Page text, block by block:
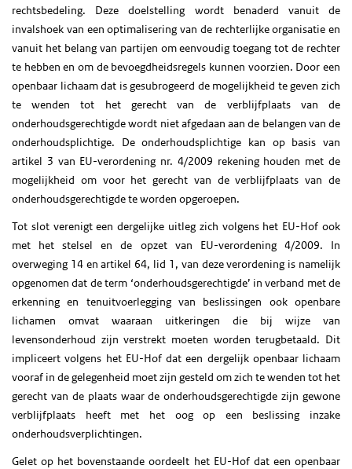
rechtsbedeling. Deze doelstelling wordt benaderd vanuit de
invalshoek van een optimalisering van de rechterlijke organisatie en
vanuit het belang van partijen om eenvoudig toegang tot de rechter
te hebben en om de bevoegdheidsregels kunnen voorzien. Door een
openbaar lichaam dat is gesubrogeerd de mogelijkheid te geven zich
te wenden tot het gerecht van de verblijfplaats van de
onderhoudsgerechtigde wordt niet afgedaan aan de belangen van de
onderhoudsplichtige. De onderhoudsplichtige kan op basis van
artikel 3 van EU-verordening nr. 4/2009 rekening houden met de
mogelijkheid om voor het gerecht van de verblijfplaats van de
onderhoudsgerechtigde te worden opgeroepen.
Tot slot verenigt een dergelijke uitleg zich volgens het EU-Hof ook
met het stelsel en de opzet van EU-verordening 4/2009. In
overweging 14 en artikel 64, lid 1, van deze verordening is namelijk
opgenomen dat de term ‘onderhoudsgerechtigde’ in verband met de
erkenning en tenuitvoerlegging van beslissingen ook openbare
lichamen omvat waaraan uitkeringen die bij wijze van
levensonderhoud zijn verstrekt moeten worden terugbetaald. Dit
impliceert volgens het EU-Hof dat een dergelijk openbaar lichaam
vooraf in de gelegenheid moet zijn gesteld om zich te wenden tot het
gerecht van de plaats waar de onderhoudsgerechtigde zijn gewone
verblijfplaats heeft met het oog op een beslissing inzake
onderhoudsverplichtingen.
Gelet op het bovenstaande oordeelt het EU-Hof dat een openbaar